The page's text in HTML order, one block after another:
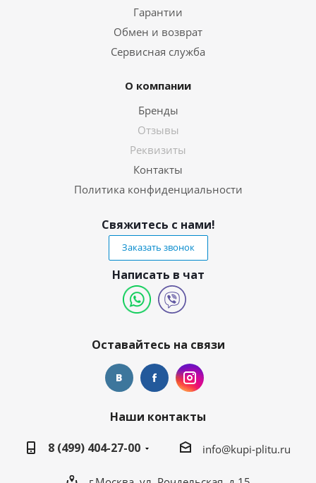
Гарантии
Обмен и возврат
Сервисная служба
О компании
Бренды
Отзывы
Реквизиты
Контакты
Политика конфиденциальности
Свяжитесь с нами!
Заказать звонок
Написать в чат
Оставайтесь на связи
Наши контакты
8 (499) 404-27-00
info@kupi-plitu.ru